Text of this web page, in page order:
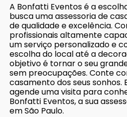
A Bonfatti Eventos é a
busca uma assessoria de
de qualidade e excelência.
profissionais altamente
um serviço personalizado e
escolha do local até a
objetivo é tornar o seu
sem preocupações. Conte
casamento dos seus
agende uma visita para
Bonfatti Eventos, a sua
em São Paulo.